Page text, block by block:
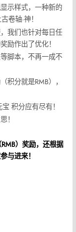
示样式，一种新的
卷轴·神！
我们也针对每日任
励作出了优化！
脚本，不再一成不
积分就是RMB），
积分应有尽有！
！
）奖励，还根据
与进来！